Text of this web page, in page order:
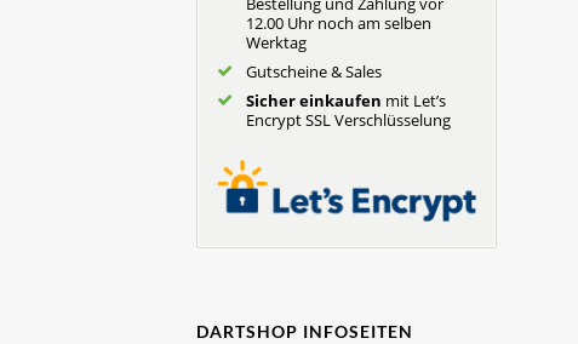
12.00 Uhr noch am selben
Werktag
Gutscheine & Sales
Sicher einkaufen mit Let’s
Encrypt SSL Verschlüsselung
DARTSHOP INFOSEITEN